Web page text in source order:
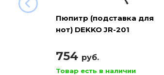
Пюпитр (подставка для
нот) DEKKO JR-201
754 руб.
Товар есть в наличии